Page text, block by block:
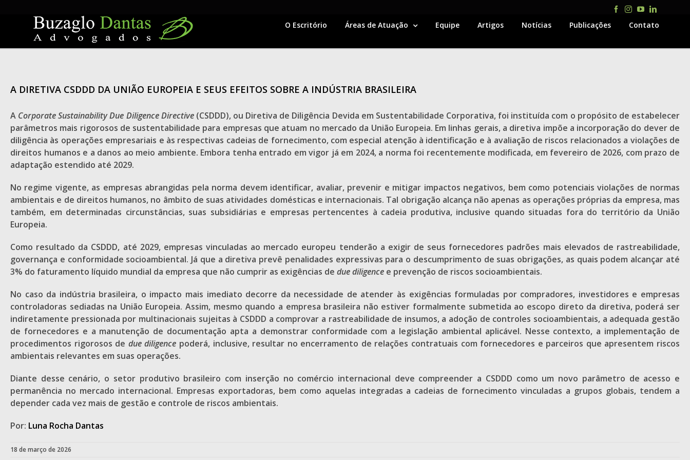
Facebook
Instagram
YouTubeLinkedIn
O Escritório Áreas de Atuação Equipe Artigos Notícias Publicações Contato
A DIRETIVA CSDDD DA UNIÃO EUROPEIA E SEUS EFEITOS SOBRE A INDÚSTRIA BRASILEIRA
A Corporate Sustainability Due Diligence Directive(CSDDD), ou Diretiva de Diligência Devida em Sustentabilidade Corporativa, foi instituída com o propósito de estabelecer
parâmetros mais rigorosos de sustentabilidade para empresas que atuam no mercado da União Europeia. Em linhas gerais, a diretiva impõe a incorporação do dever de
diligência às operações empresariais e às respectivas cadeias de fornecimento, com especial atenção à identificação e à avaliação de riscos relacionados a violações de
direitos humanos e a danos ao meio ambiente. Embora tenha entrado em vigor já em 2024, a norma foi recentemente modificada, em fevereiro de 2026, com prazo de
adaptação estendido até 2029.
No regime vigente, as empresas abrangidas pela norma devem identificar, avaliar, prevenir e mitigar impactos negativos, bem como potenciais violações de normas
ambientais e de direitos humanos, no âmbito de suas atividades domésticas e internacionais. Tal obrigação alcança não apenas as operações próprias da empresa, mas
também, em determinadas circunstâncias, suas subsidiárias e empresas pertencentes à cadeia produtiva, inclusive quando situadas fora do território da União
Europeia.
Como resultado da CSDDD, até 2029, empresas vinculadas ao mercado europeu tenderão a exigir de seus fornecedores padrões mais elevados de rastreabilidade,
governança e conformidade socioambiental. Já que a diretiva prevê penalidades expressivas para o descumprimento de suas obrigações, as quais podem alcançar até
3% do faturamento líquido mundial da empresa que não cumprir as exigências de due diligence e prevenção de riscos socioambientais.
No caso da indústria brasileira, o impacto mais imediato decorre da necessidade de atender às exigências formuladas por compradores, investidores e empresas
controladoras sediadas na União Europeia. Assim, mesmo quando a empresa brasileira não estiver formalmente submetida ao escopo direto da diretiva, poderá ser
indiretamente pressionada por multinacionais sujeitas à CSDDD a comprovar a rastreabilidade de insumos, a adoção de controles socioambientais, a adequada gestão
de fornecedores e a manutenção de documentação apta a demonstrar conformidade com a legislação ambiental aplicável. Nesse contexto, a implementação de
procedimentos rigorosos de due diligence poderá, inclusive, resultar no encerramento de relações contratuais com fornecedores e parceiros que apresentem riscos
ambientais relevantes em suas operações.
Diante desse cenário, o setor produtivo brasileiro com inserção no comércio internacional deve compreender a CSDDD como um novo parâmetro de acesso e
permanência no mercado internacional. Empresas exportadoras, bem como aquelas integradas a cadeias de fornecimento vinculadas a grupos globais, tendem a
depender cada vez mais de gestão e controle de riscos ambientais.
Por: Luna Rocha Dantas
18 de março de 2026